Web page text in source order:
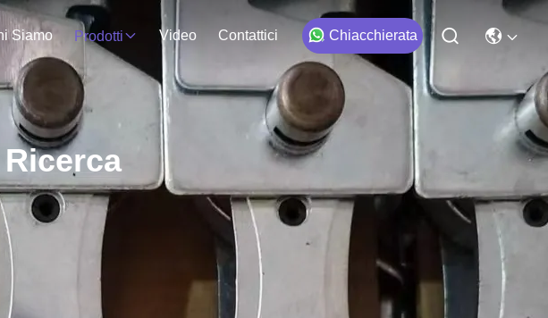
Siamo Prodotti Video Contattici Chiacchierata